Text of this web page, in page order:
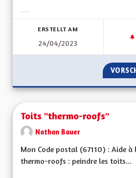
ERSTELLT AM
24/04/2023
Toits "thermo-roofs"
Nathan Bauer
Mon Code postal (67110) : Aide à
thermo-roofs : peindre les toits...